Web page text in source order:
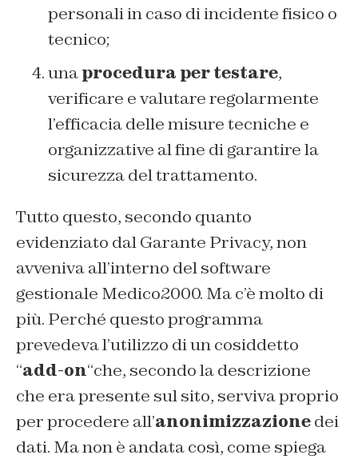
personali in caso di incidente fisico o
tecnico;
unaprocedura per testare,
verificare e valutare regolarmente
l’efficacia delle misure tecniche e
organizzative al fine di garantire la
sicurezza del trattamento.
Tutto questo, secondo quanto
evidenziato dal Garante Privacy, non
avveniva all’interno del software
gestionale Medico2000. Ma c’è molto di
più. Perché questo programma
prevedeva l’utilizzo di un cosiddetto
“add-on“che, secondo la descrizione
che era presente sul sito, serviva proprio
per procedere all’anonimizzazionedei
dati. Ma non è andata così, come spiega